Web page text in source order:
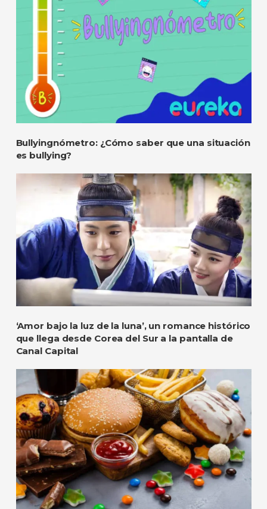
Bullyingnómetro: ¿Cómo saber que una situación
es bullying?
‘Amor bajo la luz de la luna’, un romance histórico
que llega desde Corea del Sur a la pantalla de
Canal Capital